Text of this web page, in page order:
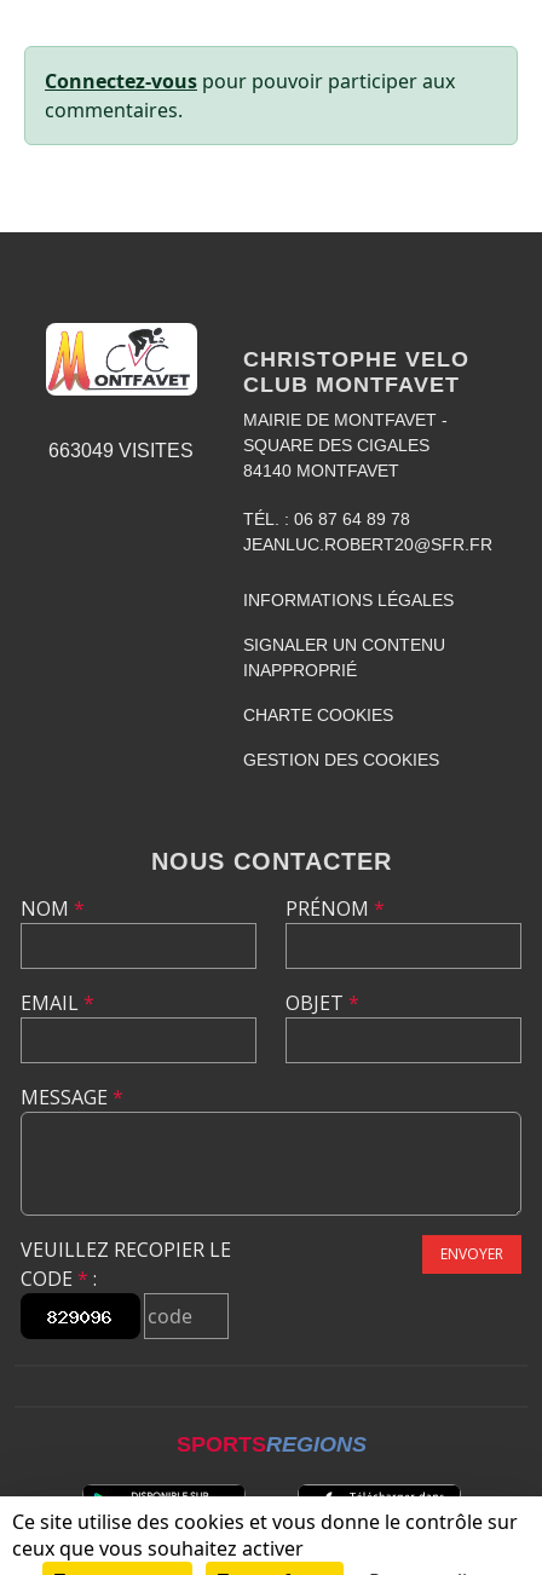
Connectez-vous pour pouvoir participer aux
commentaires.
663049 VISITES
CHRISTOPHE VELO
CLUB MONTFAVET
MAIRIE DE MONTFAVET -
SQUARE DES CIGALES
84140 MONTFAVET
TÉL. : 06 87 64 89 78
JEANLUC.ROBERT20@SFR.FR
INFORMATIONS LÉGALES
SIGNALER UN CONTENU
INAPPROPRIÉ
CHARTE COOKIES
GESTION DES COOKIES
NOUS CONTACTER
NOM *
EMAIL*
PRÉNOM *
OBJET *
MESSAGE *
VEUILLEZ RECOPIER LE
CODE * :
ENVOYER
SPORTSREGIONS
Ce site utilise des cookies et vous donne le contrôle sur
ceux que vous souhaitez activer